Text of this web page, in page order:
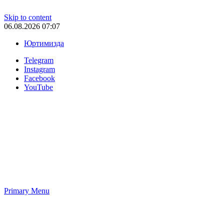
Skip to content
06.08.2026 07:07
Юртимизда
Telegram
Instagram
Facebook
YouTube
Primary Menu